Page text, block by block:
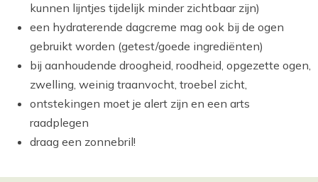
kunnen lijntjes tijdelijk minder zichtbaar zijn)
een hydraterende dagcreme mag ook bij de ogen
gebruikt worden (getest/goede ingrediënten)
bij aanhoudende droogheid, roodheid, opgezette ogen,
zwelling, weinig traanvocht, troebel zicht,
ontstekingen moet je alert zijn en een arts
raadplegen
draag een zonnebril!